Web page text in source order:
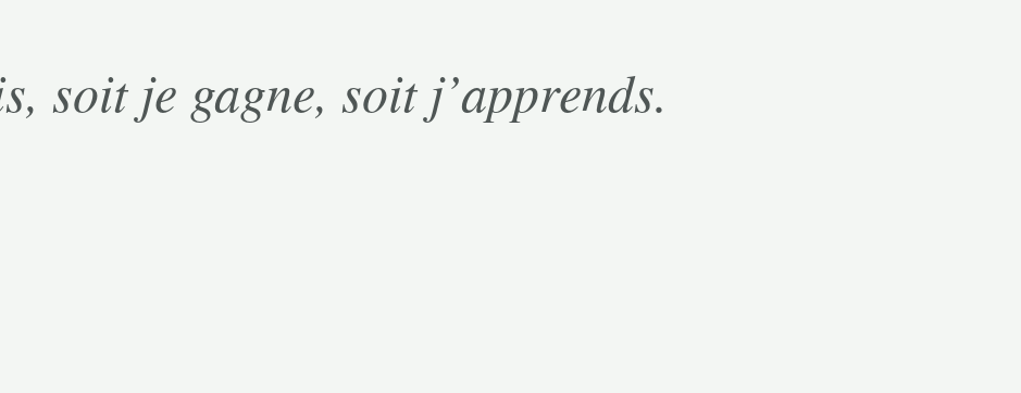
soit je gagne, soit j’apprends.